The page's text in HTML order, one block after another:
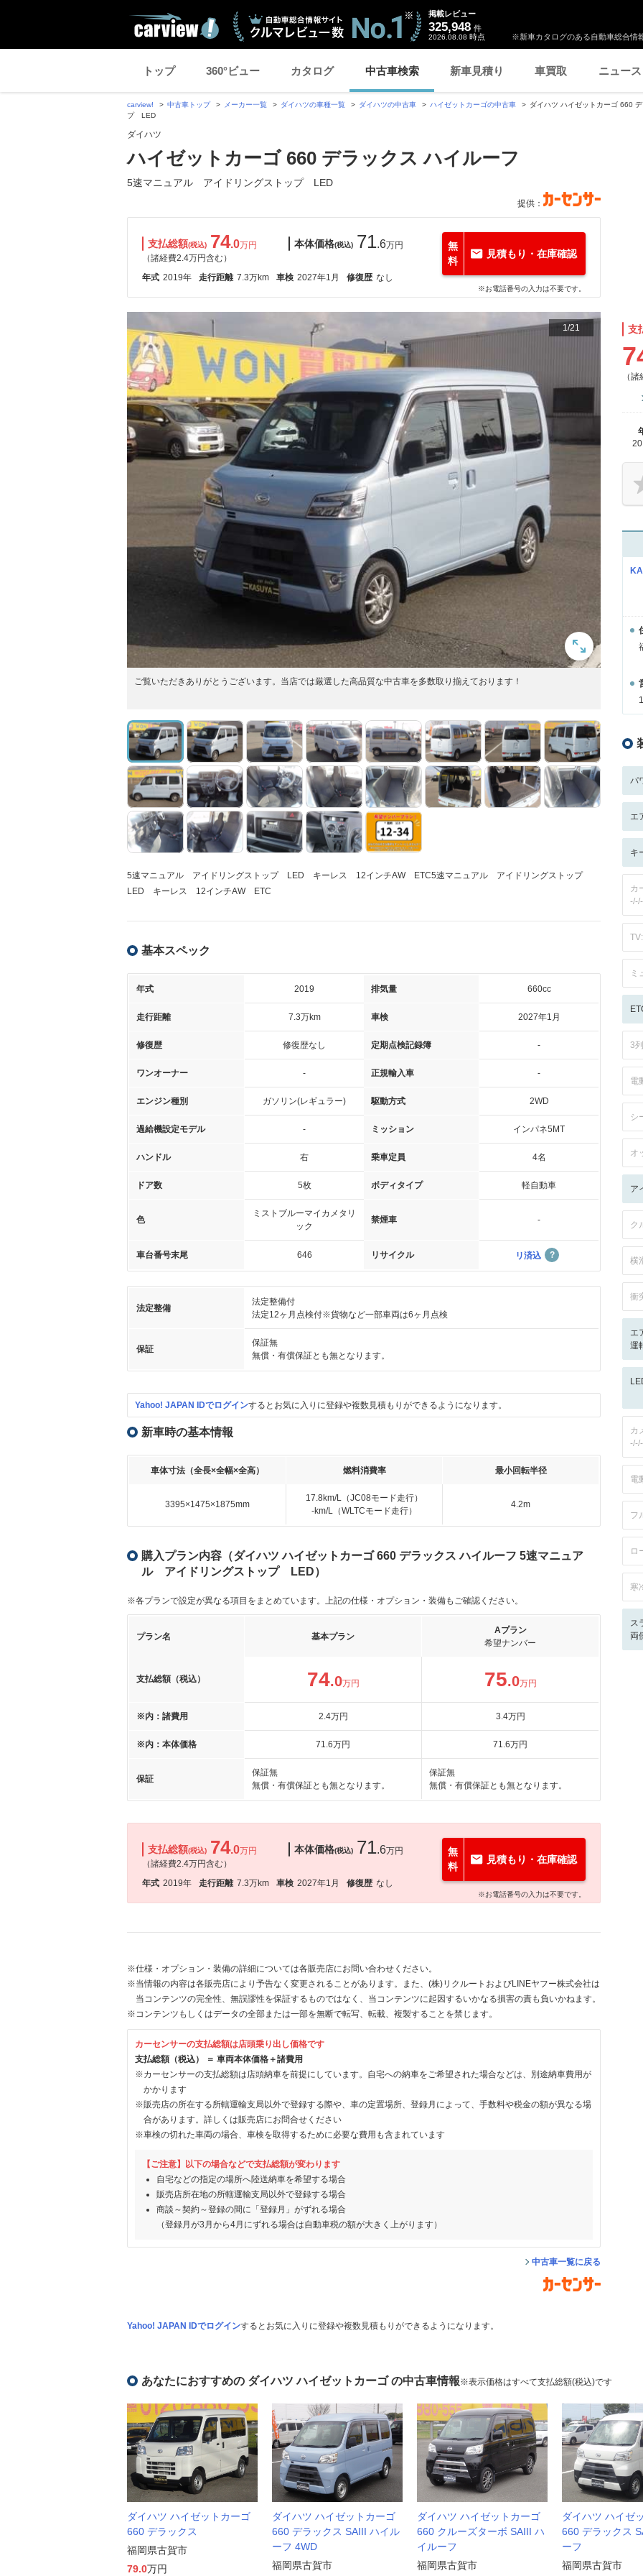
※新車カタログのある自動車総合情
掲載レビュー
325,948 件
2026.08.08 時点
トップ 360°ビュー カタログ 中古車検索 新車見積り 車買取 ニュース
carview! 中古車トップ メーカー一覧 ダイハツの車種一覧 ダイハツの中古車 ハイゼットカーゴの中古車
ダイハツ ハイゼットカーゴ 660
プ LED
ダイハツ
ハイゼットカーゴ 660 デラックス ハイルーフ
5速マニュアル アイドリングストップ LED
提供：
支払総額(税込) 74.0万円
（諸経費2.4万円含む）
本体価格(税込) 71.6万円
年式 2019年 走行距離 7.3万km 車検 2027年1月 修復歴 なし
無
料
見積もり・在庫確認
※お電話番号の入力は不要です。
1/21
ご覧いただきありがとうございます。当店では厳選した高品質な中古車を多数取り揃えております！
5速マニュアル アイドリングストップ LED キーレス 12インチAW ETC5速マニュアル アイドリングストップ
LED キーレス 12インチAW ETC
基本スペック
年式 2019 排気量 660cc
走行距離 7.3万km 車検 2027年1月
修復歴 修復歴なし 定期点検記録簿 -
ワンオーナー - 正規輸入車 -
エンジン種別 ガソリン(レギュラー) 駆動方式 2WD
過給機設定モデル - ミッション インパネ5MT
ハンドル 右 乗車定員 4名
ドア数 5枚 ボディタイプ 軽自動車
色
ミストブルーマイカメタリ
ック
禁煙車 -
車台番号末尾 646 リサイクル リ済込
法定整備
法定整備付
法定12ヶ月点検付※貨物など一部車両は6ヶ月点検
保証
保証無
無償・有償保証とも無となります。
Yahoo! JAPAN IDでログインするとお気に入りに登録や複数見積もりができるようになります。
新車時の基本情報
車体寸法（全長×全幅×全高） 燃料消費率 最小回転半径
3395×1475×1875mm
17.8km/L（JC08モード走行）
-km/L（WLTCモード走行）
4.2m
購入プラン内容（ダイハツ ハイゼットカーゴ 660 デラックス ハイルーフ 5速マニュア
ル アイドリングストップ LED）
※各プランで設定が異なる項目をまとめています。上記の仕様・オプション・装備もご確認ください。
プラン名 基本プラン
Aプラン
希望ナンバー
支払総額（税込） 74.0万円 75.0万円
※内：諸費用 2.4万円 3.4万円
※内：本体価格 71.6万円 71.6万円
保証
保証無
無償・有償保証とも無となります。
保証無
無償・有償保証とも無となります。
支払総額(税込) 74.0万円
（諸経費2.4万円含む）
本体価格(税込) 71.6万円
年式 2019年 走行距離 7.3万km 車検 2027年1月 修復歴 なし
無
料
見積もり・在庫確認
※お電話番号の入力は不要です。
※仕様・オプション・装備の詳細については各販売店にお問い合わせください。
※当情報の内容は各販売店により予告なく変更されることがあります。また、(株)リクルートおよびLINEヤフー株式会社は
当コンテンツの完全性、無誤謬性を保証するものではなく、当コンテンツに起因するいかなる損害の責も負いかねます。
※コンテンツもしくはデータの全部または一部を無断で転写、転載、複製することを禁じます。
カーセンサーの支払総額は店頭乗り出し価格です
支払総額（税込） ＝ 車両本体価格＋諸費用
※カーセンサーの支払総額は店頭納車を前提にしています。自宅への納車をご希望された場合などは、別途納車費用が
かかります
※販売店の所在する所轄運輸支局以外で登録する際や、車の定置場所、登録月によって、手数料や税金の額が異なる場
合があります。詳しくは販売店にお問合せください
※車検の切れた車両の場合、車検を取得するために必要な費用も含まれています
【ご注意】以下の場合などで支払総額が変わります
自宅などの指定の場所へ陸送納車を希望する場合
販売店所在地の所轄運輸支局以外で登録する場合
商談～契約～登録の間に「登録月」がずれる場合
（登録月が3月から4月にずれる場合は自動車税の額が大きく上がります）
中古車一覧に戻る
Yahoo! JAPAN IDでログインするとお気に入りに登録や複数見積もりができるようになります。
支
（
パ
エ
キ
カ
ミ
3
電
シ
オ
ア
ク
横
衝
エ
運
カ
電
フ
ロ
寒
ス
両
あなたにおすすめの ダイハツ ハイゼットカーゴ の中古車情報※表示価格はすべて支払総額(税込)です
ダイハツ ハイゼットカーゴ
660 デラックス
福岡県古賀市
79.0万円
ダイハツ ハイゼットカーゴ
660 デラックス SAIII ハイル
ーフ 4WD
福岡県古賀市
ダイハツ ハイゼットカーゴ
660 クルーズターボ SAIII ハ
イルーフ
福岡県古賀市
ダイハツ ハイゼ
660 デラックス
ーフ
福岡県古賀市